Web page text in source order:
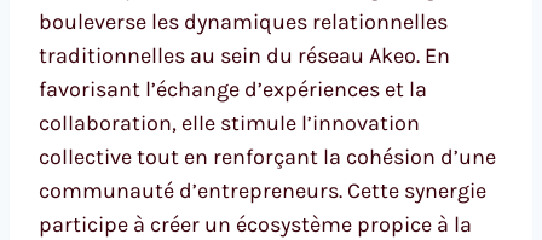
bouleverse les dynamiques relationnelles
traditionnelles au sein du réseau Akeo. En
favorisant l’échange d’expériences et la
collaboration, elle stimule l’innovation
collective tout en renforçant la cohésion d’une
communauté d’entrepreneurs. Cette synergie
participe à créer un écosystème propice à la